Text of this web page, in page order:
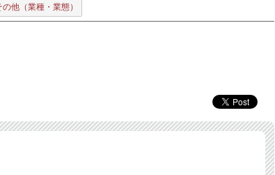
の他（業種・業態）